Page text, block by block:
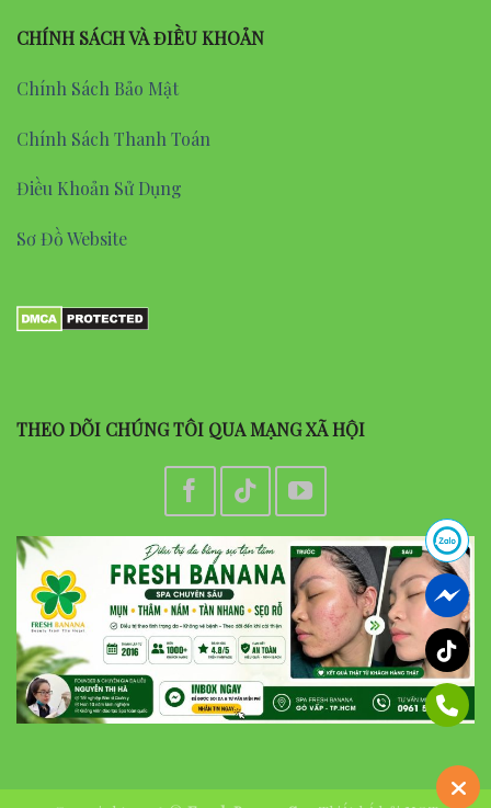
CHÍNH SÁCH VÀ ĐIỀU KHOẢN
Chính Sách Bảo Mật
Chính Sách Thanh Toán
Điều Khoản Sử Dụng
Sơ Đồ Website
THEO DÕI CHÚNG TÔI QUA MẠNG XÃ HỘI